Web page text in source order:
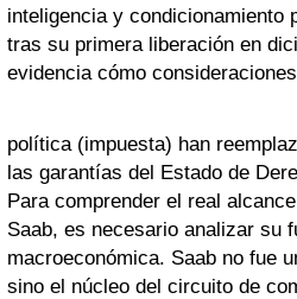
inteligencia y condicionamiento
tras su primera liberación en
evidencia cómo
política (impuesta) han
las garantías del Estado de
Para comprender el real
Saab, es necesario analizar su
macroeconómica. Saab no fue
sino el núcleo del circuito de